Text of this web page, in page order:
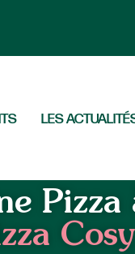
LES
Pizza